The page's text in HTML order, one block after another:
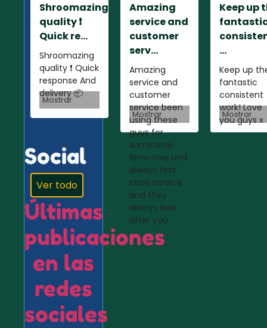
Shroomazing
quality ❗️
Quick re...
Shroomazing
quality ❗️ Quick
response And
delivery 📦
Mostrar
Amazing
service and
customer
serv...
Amazing
service and
customer
service been
using these
guys for
sometime
time now and
always first
class service
and they
always look
after you
Mostrar
Keep up
...
Keep up
fantastic
consistent
work! Love
you guys x
Mostrar
Social
Ver todo
Últimas
publicaciones
en las
redes
sociales